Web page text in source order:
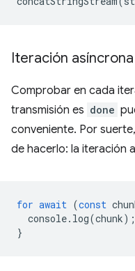
Iteración asíncrona
Comprobar en cada
transmisión es done
conveniente. Por
de hacerlo: la iteración
for await (const
console. log(chunk);
}